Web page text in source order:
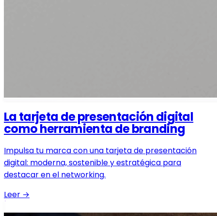
La tarjeta de presentación digital
como herramienta de branding
Impulsa tu marca con una tarjeta de presentación
digital: moderna, sostenible y estratégica para
destacar en el networking.
Leer →